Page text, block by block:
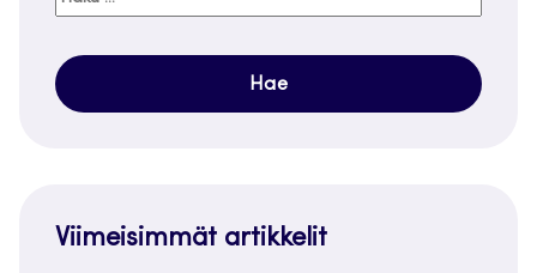
Viimeisimmät artikkelit